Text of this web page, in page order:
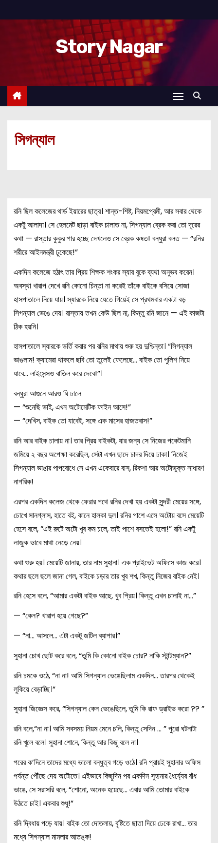
k
c
Story Nagar
সিগন্যাল
রনি ছিল কলেজের থার্ড ইয়ারের ছাত্র। শান্ত-শিষ্ট, নিয়মপ্রেমী, আর সবার থেকে
একটু আলাদা। সে হেলমেট ছাড়া বাইক চালাত না, সিগন্যাল ব্রেক করা তো দূরের
কথা — রাস্তার কুকুর পার হচ্ছে দেখলেও সে ব্রেক কষত! বন্ধুরা বলত — “রনির
শরীরে আইনমন্ত্রী ঢুকেছে!”
একদিন কলেজে হঠাৎ তার প্রিয় শিক্ষক শংকর স্যার বুকে ব্যথা অনুভব করেন।
অবস্থা খারাপ দেখে রনি কোনো চিন্তা না করেই তাঁকে বাইকে বসিয়ে সোজা
হাসপাতালে নিয়ে যায়। স্যারকে নিয়ে যেতে গিয়েই সে প্রথমবার একটা বড়
সিগন্যাল ভেঙে দেয়। রাস্তায় তখন কেউ ছিল না, কিন্তু রনি জানে — এই কাজটা
ঠিক হয়নি।
হাসপাতালে স্যারকে ভর্তি করার পর রনির মাথায় শুরু হয় দুশ্চিন্তা। “সিগন্যাল
ভাঙলাম! ক্যামেরা থাকলে ছবি তো তুলেই ফেলেছে… বাইক তো পুলিশ নিয়ে
যাবে… লাইসেন্সও বাতিল করে দেবে!”।
বন্ধুরা আগুনে আরও ঘি ঢালে
— “শুনেছি ভাই, এখন অটোমেটিক ফাইন আসে!”
— “দেখিস, বাইক তো যাবেই, সঙ্গে এক মাসের হাজতবাস!”
রনি আর বাইক চালায় না। তার প্রিয় বাইকটা, যার জন্য সে নিজের পকেটমানি
জমিয়ে ২ বছর অপেক্ষা করেছিল, সেটা এখন ছাদে চাদর দিয়ে ঢাকা। নিজেই
সিগন্যাল ভাঙার পাপবোধে সে এখন একেবারে বাস, রিকশা আর অটোভুক্ত সাধারণ
নাগরিক!
এরপর একদিন কলেজ থেকে ফেরার পথে রনির দেখা হয় একটা সুন্দরী মেয়ের সঙ্গে,
চোখে সানগ্লাস, হাতে বই, কানে হালকা দুল। রনির পাশে এসে অটোয় বসে মেয়েটি
হেসে বলে, “এই রুটে অটো খুব কম চলে, তাই পাশে বসতেই হলো!” রনি একটু
লাজুক ভাবে মাথা নেড়ে নেয়।
কথা শুরু হয়। মেয়েটি জানায়, তার নাম সুহানা। এক প্রাইভেট অফিসে কাজ করে।
কথার ছলে ছলে জানা গেল, বাইকে চড়ার তার খুব শখ, কিন্তু নিজের বাইক নেই।
রনি হেসে বলে, “আমার একটা বাইক আছে, খুব প্রিয়। কিন্তু এখন চালাই না…”
— “কেন? খারাপ হয়ে গেছে?”
— “না… আসলে… এটা একটু জটিল ব্যাপার।”
সুহানা চোখ ছোট করে বলে, “তুমি কি কোনো বাইক চোর? নাকি স্টান্টম্যান?”
রনি চমকে ওঠে, “না না! আমি সিগন্যাল ভেঙেছিলাম একদিন… তারপর থেকেই
লুকিয়ে বেড়াচ্ছি।”
সুহানা জিজ্ঞেস করে, “সিগন্যাল কেন ভেঙেছিলে, তুমি কি রাফ ড্রাইভ করো ?? ”
রনি বলে,“না না। আমি সবসময় নিয়ম মেনে চলি, কিন্তু সেদিন … ” পুরো ঘটনাটা
রনি খুলে বলে। সুহানা শোনে, কিন্তু আর কিছু বলে না।
পরের ক’দিনে তাদের মধ্যে ভালো বন্ধুত্ব গড়ে ওঠে। রনি প্রায়ই সুহানার অফিস
পর্যন্ত পৌঁছে দেয় অটোতে। এইভাবে কিছুদিন পর একদিন সুহানার ধৈর্য্যের বাঁধ
ভাঙে, সে সরাসরি বলে, “শোনো, অনেক হয়েছে… এবার আমি তোমার বাইকে
উঠতে চাই। একবার শুধু!”
রনি দ্বিধায় পড়ে যায়। বাইক তো দোতলায়, বৃষ্টিতে ছাতা দিয়ে ঢেকে রাখা… তার
মধ্যে সিগন্যাল মামলার আতঙ্ক!